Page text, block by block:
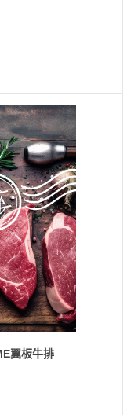
翼板牛排